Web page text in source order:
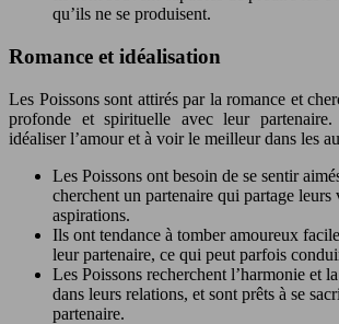
qu’ils ne se produisent.
Romance et idéalisation
Les Poissons sont attirés par la romance et
profonde et spirituelle avec leur
idéaliser l’amour et à voir le meilleur dans les
Les Poissons ont besoin de se sentir
cherchent un partenaire qui partage leurs
aspirations.
Ils ont tendance à tomber amoureux
leur partenaire, ce qui peut parfois
Les Poissons recherchent l’harmonie et
dans leurs relations, et sont prêts à se
partenaire.